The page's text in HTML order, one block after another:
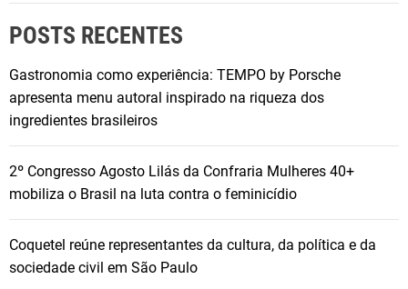
POSTS RECENTES
Gastronomia como experiência: TEMPO by Porsche
apresenta menu autoral inspirado na riqueza dos
ingredientes brasileiros
2º Congresso Agosto Lilás da Confraria Mulheres 40+
mobiliza o Brasil na luta contra o feminicídio
Coquetel reúne representantes da cultura, da política e da
sociedade civil em São Paulo